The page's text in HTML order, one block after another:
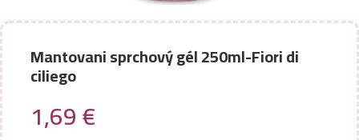
Mantovani sprchový gél 250ml-Fiori di
ciliego
1,69€